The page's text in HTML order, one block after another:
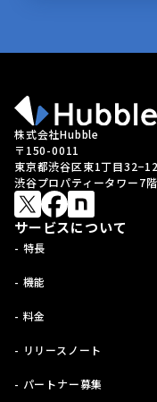
株式会社Hubble
〒150-0011
東京都渋谷区東1丁目32−12
渋谷プロパティータワー7階
サービスについて
- 特長
- 機能
- 料金
- リリースノート
- パートナー募集